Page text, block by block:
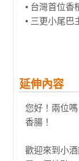
• 台灣首位香
• 三更小尾巴
「小酒館，每
無論清新早
有時是暢遊
咖啡香的感官
──Salon et
延伸內容
您好！兩位
香腸！
歡迎來到小